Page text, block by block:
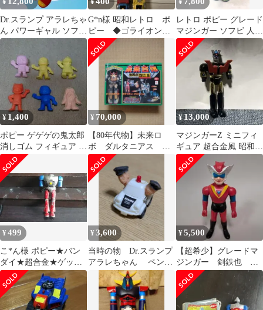
¥
Dr.スランプ アラレちゃ
ん パワーギャル ソフビ
人形 警備隊 備品全てあ
¥
G*n様 昭和レトロ ポ
ピー ◆ゴライオン
◆ 百獣王ゴライオン
当時もの
¥
レトロ ポピー グレード
マジンガー ソフビ 人形
永井豪 ロボット アニメ
漫画
¥ 1,400
ポピー ゲゲゲの鬼太郎
消しゴム フィギュア セ
ット
¥ 70,000
【80年代物】未来ロ
ボ ダルタニアス 超
合金セット
¥13,000
マジンガーZ ミニフィ
ギュア 超合金風 昭和レ
トロ 当時物 ジャンク、
¥499
こ*ん様 ポピー★バン
ダイ★超合金★ゲッタ
ーロボ★ゲッター2★ジ
ャンクフィギュア
¥3,600
当時の物 Dr.スランプ
アラレちゃん ペンギ
ン村パトカーと警察官
¥5,500
【超希少】グレードマ
ジンガー 剣鉄也 ソ
フビ 当時物 ポピー